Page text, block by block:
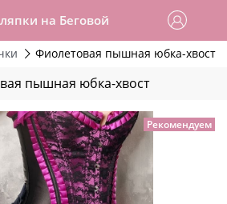
на Беговой
Фиолетовая пышная юбка-хвост
пышная юбка-хвост
Рекомендуем